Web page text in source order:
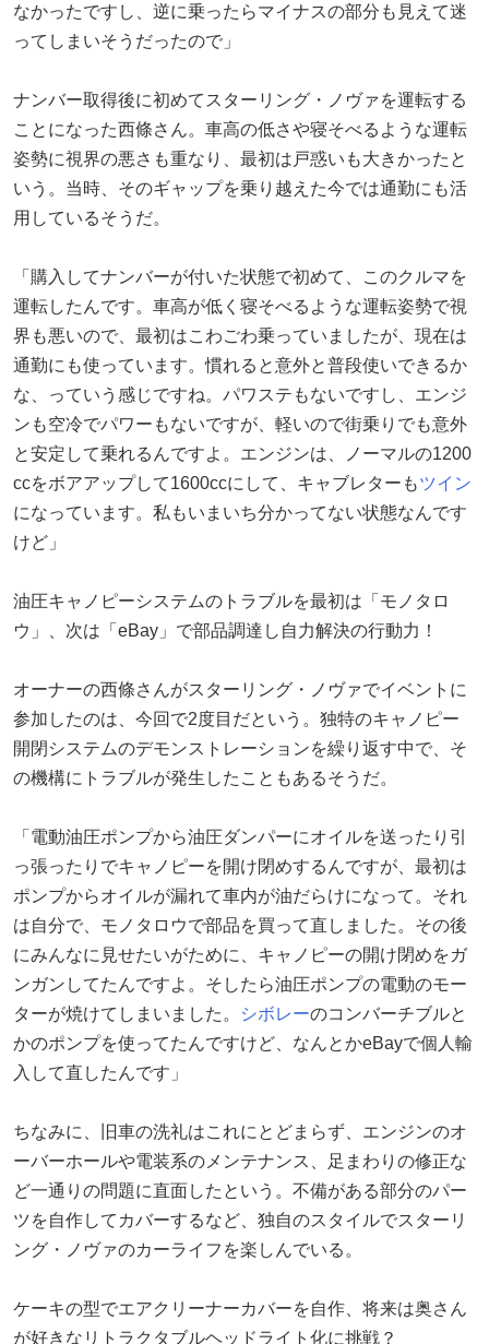
なかったですし、逆に乗ったらマイナスの部分も見えて迷
ってしまいそうだったので」
ナンバー取得後に初めてスターリング・ノヴァを運転する
ことになった西條さん。車高の低さや寝そべるような運転
姿勢に視界の悪さも重なり、最初は戸惑いも大きかったと
いう。当時、そのギャップを乗り越えた今では通勤にも活
用しているそうだ。
「購入してナンバーが付いた状態で初めて、このクルマを
運転したんです。車高が低く寝そべるような運転姿勢で視
界も悪いので、最初はこわごわ乗っていましたが、現在は
通勤にも使っています。慣れると意外と普段使いできるか
な、っていう感じですね。パワステもないですし、エンジ
ンも空冷でパワーもないですが、軽いので街乗りでも意外
と安定して乗れるんですよ。エンジンは、ノーマルの1200
ccをボアアップして1600ccにして、キャブレターもツイン
になっています。私もいまいち分かってない状態なんです
けど」
油圧キャノピーシステムのトラブルを最初は「モノタロ
ウ」、次は「eBay」で部品調達し自力解決の行動力！
オーナーの西條さんがスターリング・ノヴァでイベントに
参加したのは、今回で2度目だという。独特のキャノピー
開閉システムのデモンストレーションを繰り返す中で、そ
の機構にトラブルが発生したこともあるそうだ。
「電動油圧ポンプから油圧ダンパーにオイルを送ったり引
っ張ったりでキャノピーを開け閉めするんですが、最初は
ポンプからオイルが漏れて車内が油だらけになって。それ
は自分で、モノタロウで部品を買って直しました。その後
にみんなに見せたいがために、キャノピーの開け閉めをガ
ンガンしてたんですよ。そしたら油圧ポンプの電動のモー
ターが焼けてしまいました。
シボレーのコンバーチブルと
かのポンプを使ってたんですけど、なんとかeBayで個人輸
入して直したんです」
ちなみに、旧車の洗礼はこれにとどまらず、エンジンのオ
ーバーホールや電装系のメンテナンス、足まわりの修正な
ど一通りの問題に直面したという。不備がある部分のパー
ツを自作してカバーするなど、独自のスタイルでスターリ
ング・ノヴァのカーライフを楽しんでいる。
ケーキの型でエアクリーナーカバーを自作、将来は奥さん
が好きなリトラクタブルヘッドライト化に挑戦？